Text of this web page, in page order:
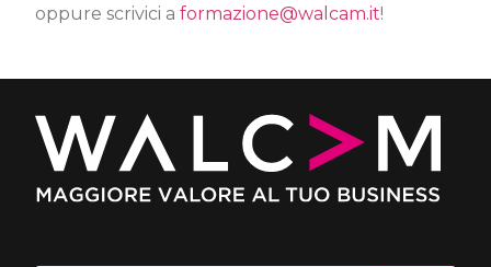
oppure scrivici aformazione@walcam.it!